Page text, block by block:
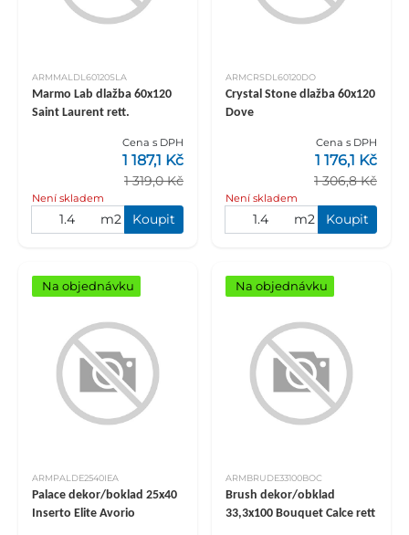
ARMMALDL60120SLA
Marmo Lab dlažba 60x120
Saint Laurent rett.
Cena s DPH
1 319,0 Kč
1 187,1 Kč
Není skladem
m2 Koupit
ARMCRSDL60120DO
Crystal Stone dlažba 60x120
Dove
Cena s DPH
1 306,8 Kč
1 176,1 Kč
Není skladem
m2 Koupit
Na objednávku
ARMPALDE2540IEA
Palace dekor/boklad 25x40
Inserto Elite Avorio
Na objednávku
ARMBRUDE33100BOC
Brush dekor/obklad
33,3x100 Bouquet Calce rett